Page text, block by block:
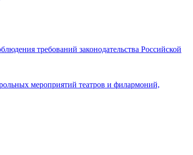
требований законодательства Российской
мероприятий театров и филармоний,